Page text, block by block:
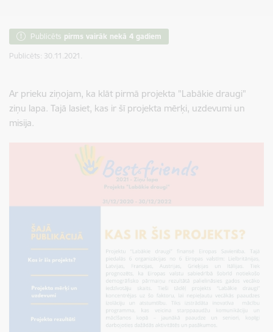
Publicēts pirms vairāk nekā 4 gadiem
Publicēts: 30.11.2021.
Ar prieku ziņojam, ka klāt pirmā projekta "Labākie draugi"
ziņu lapa. Tajā lasiet, kas ir šī projekta mērķi, uzdevumi un
misija.